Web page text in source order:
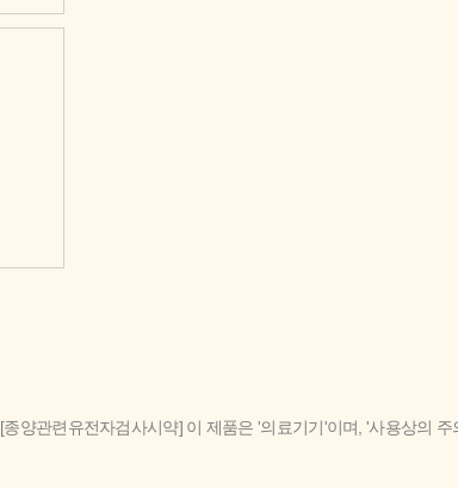
[종양관련유전자검사시약] 이 제품은 '의료기기'이며, '사용상의